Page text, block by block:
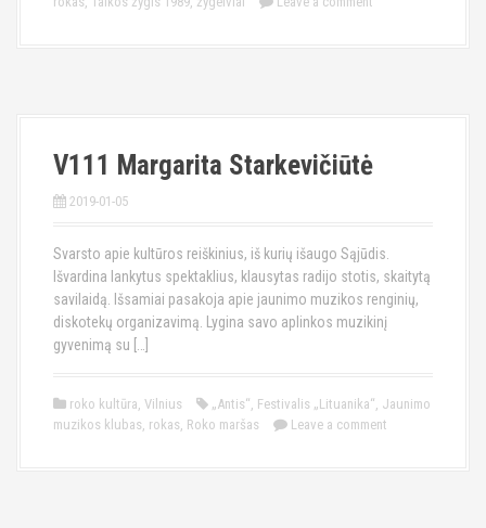
V111 Margarita Starkevičiūtė
2019-01-05
Svarsto apie kultūros reiškinius, iš kurių išaugo Sąjūdis.
Išvardina lankytus spektaklius, klausytas radijo stotis, skaitytą
savilaidą. Išsamiai pasakoja apie jaunimo muzikos renginių,
diskotekų organizavimą. Lygina savo aplinkos muzikinį
gyvenimą su […]
roko kultūra, Vilnius „Antis“, Festivalis „Lituanika“, Jaunimo
muzikos klubas, rokas, Roko maršas Leave a comment